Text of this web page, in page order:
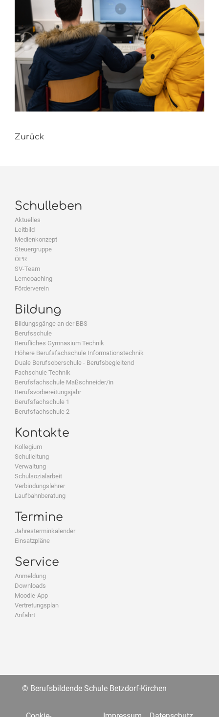
Zurück
Schulleben
Aktuelles
Leitbild
Medienkonzept
Steuergruppe
ÖPR
SV-Team
Lerncoaching
Förderverein
Bildung
Bildungsgänge an der BBS
Berufsschule
Berufliches Gymnasium Technik
Höhere Berufsfachschule Informationstechnik
Duale Berufsoberschule - Berufsbegleitend
Fachschule Technik
Berufsfachschule Maßschneider/in
Berufsvorbereitungsjahr
Berufsfachschule 1
Berufsfachschule 2
Kontakte
Kollegium
Schulleitung
Verwaltung
Schulsozialarbeit
Verbindungslehrer
Laufbahnberatung
Termine
Jahresterminkalender
Einsatzpläne
Service
Anmeldung
Downloads
Moodle-App
Vertretungsplan
Anfahrt
© Berufsbildende Schule Betzdorf-Kirchen